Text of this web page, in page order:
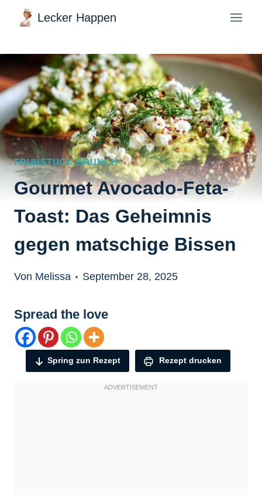
Zum
Inhalt
springen
Lecker Happen
FRUHSTUCK-BRUNCH
Gourmet Avocado-Feta-
Toast: Das Geheimnis
gegen matschige Bissen
Von Melissa September 28, 2025
Spread the love
Spring zun Rezept Rezept drucken